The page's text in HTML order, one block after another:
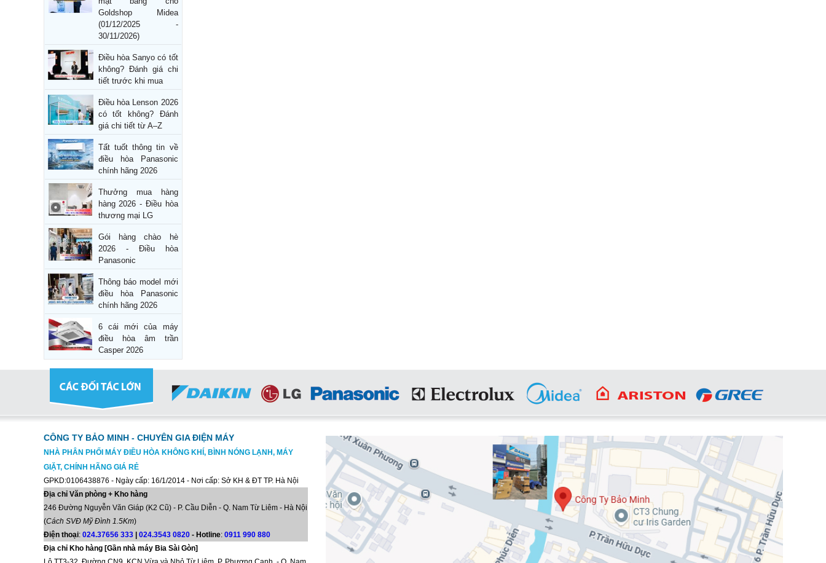
Goldshop Midea
(01/12/2025 -
30/11/2026)
Điều hòa Sanyo có tốt
không? Đánh giá chi
tiết trước khi mua
Điều hòa Lenson 2026
có tốt không? Đánh
giá chi tiết từ A–Z
Tất tuốt thông tin về
điều hòa Panasonic
chính hãng 2026
Thưởng mua hàng
hàng 2026 - Điều hòa
thương mại LG
Gói hàng chào hè
2026 - Điều hòa
Panasonic
Thông báo model mới
điều hòa Panasonic
chính hãng 2026
6 cái mới của máy
điều hòa âm trần
Casper 2026
CÔNG TY BẢO MINH - CHUYÊN GIA ĐIỆN MÁY
NHÀ PHÂN PHỐI MÁY ĐIỀU HÒA KHÔNG KHÍ, BÌNH NÓNG LẠNH, MÁY
GIẶT, CHÍNH HÃNG GIÁ RẺ
GPKD:0106438876 - Ngày cấp: 16/1/2014 - Nơi cấp: Sở KH & ĐT TP. Hà Nội
Địa chỉ Văn phòng + Kho hàng
246 Đường Nguyễn Văn Giáp (K2 Cũ) - P. Cầu Diễn - Q. Nam Từ Liêm - Hà Nội
(Cách SVĐ Mỹ Đình 1.5Km)
Điện thoại: 024.37656 333| 024.3543 0820 - Hotline: 0911 990 880
Địa chỉ Kho hàng [Gần nhà máy Bia Sài Gòn]